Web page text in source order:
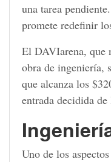
una tarea
promete redefinir
El DAVIarena, que
obra de ingeniería,
que alcanza los
entrada decidida
Uno de los